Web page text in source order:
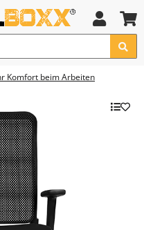
Komfort beim Arbeiten